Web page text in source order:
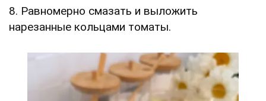
8. Равномерно смазать и выложить
нарезанные кольцами томаты.